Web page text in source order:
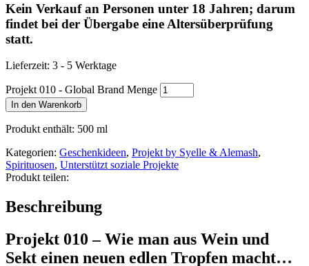
Kein Verkauf an Personen unter 18 Jahren; darum
findet bei der Übergabe eine Altersüberprüfung
statt.
Lieferzeit: 3 - 5 Werktage
Projekt 010 - Global Brand Menge
In den Warenkorb
Produkt enthält: 500 ml
Kategorien: Geschenkideen, Projekt by Syelle & Alemash,
Spirituosen, Unterstützt soziale Projekte
Produkt teilen:
Beschreibung
Projekt 010 –Wie man aus Wein und
Sekt einen neuen edlen Tropfen macht…